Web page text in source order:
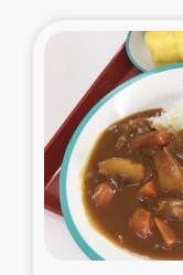
東
シリア国
トルコ